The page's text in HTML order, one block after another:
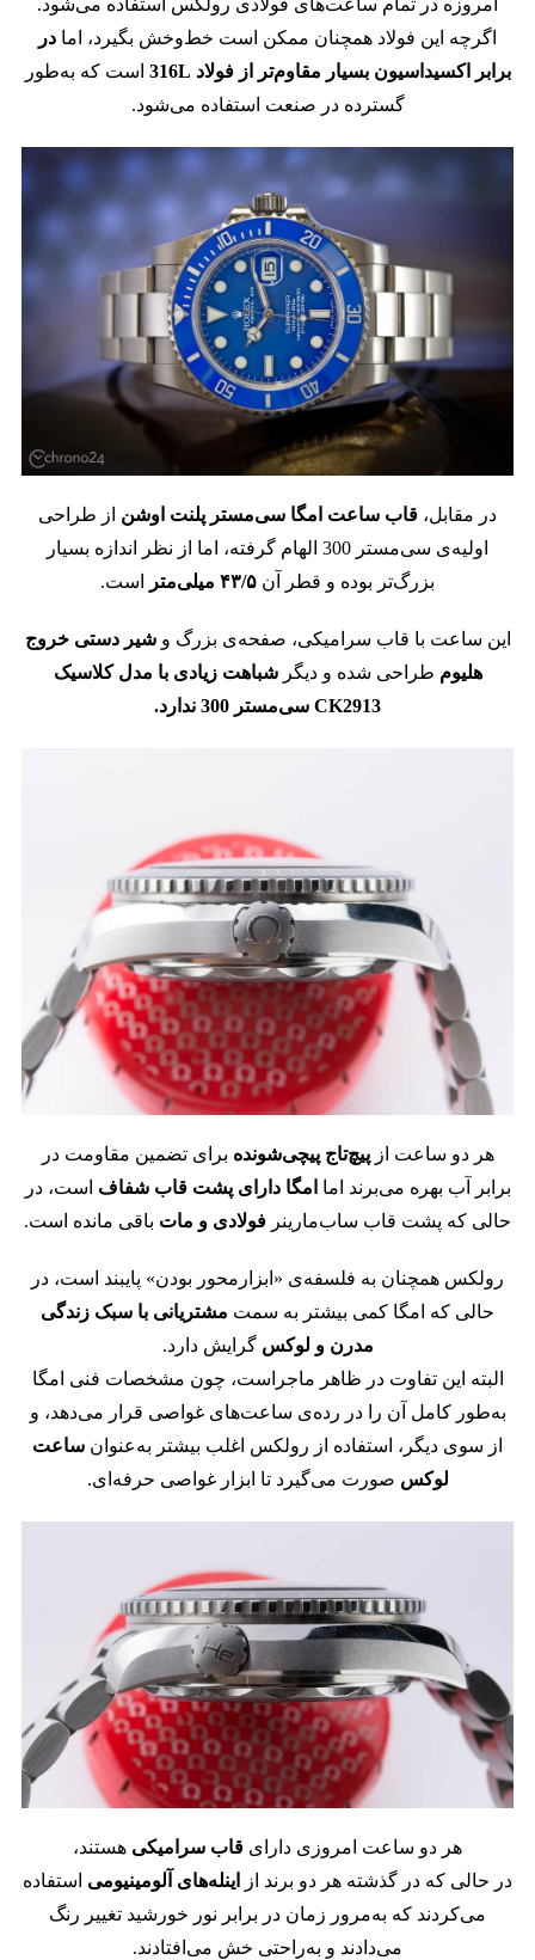
امروزه در تمام ساعت‌های فولادی رولکس استفاده می‌شود.
اگرچه این فولاد همچنان ممکن است خط‌وخش بگیرد، اما در
برابر اکسیداسیون بسیار مقاوم‌تر از فولاد 316L
است که به‌طور
گسترده در صنعت استفاده می‌شود.
در مقابل، قاب ساعت امگا سی‌مستر پلنت اوشن از طراحی
اولیه‌ی سی‌مستر 300 الهام گرفته، اما از نظر اندازه بسیار
بزرگ‌تر بوده و قطر آن ۴۳/۵ میلی‌متر است.
این ساعت با قاب سرامیکی، صفحه‌ی بزرگ وشیر دستی خروج
هلیوم طراحی شده و دیگرشباهت زیادی با مدل کلاسیک
CK2913 سی‌مستر 300 ندارد.
هر دو ساعت ازپیچ‌تاج پیچی‌شونده برای تضمین مقاومت در
برابر آب بهره می‌برند اما امگا دارای پشت قاب شفاف است، در
حالی که پشت قاب ساب‌مارینر فولادی و مات باقی مانده است.
رولکس همچنان به فلسفه‌ی «ابزارمحور بودن» پایبند است، در
حالی که امگا کمی بیشتر به سمت مشتریانی با سبک زندگی
مدرن و لوکس گرایش دارد.
البته این تفاوت در ظاهر ماجراست، چون مشخصات فنی امگا
به‌طور کامل آن را در رده‌ی ساعت‌های غواصی قرار می‌دهد، و
از سوی دیگر، استفاده از رولکس اغلب بیشتر به‌عنوان ساعت
لوکس صورت می‌گیرد تا ابزار غواصی حرفه‌ای.
هر دو ساعت امروزی دارای قاب سرامیکی هستند،
در حالی که در گذشته هر دو برند از
اینله‌های آلومینیومی استفاده
می‌کردند که به‌مرور زمان در برابر نور خورشید تغییر رنگ
می‌دادند و به‌راحتی خش می‌افتادند.